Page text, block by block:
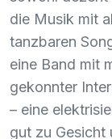
die Musik mit
tanzbaren
eine Band mit
gekonnter
– eine
gut zu Gesicht